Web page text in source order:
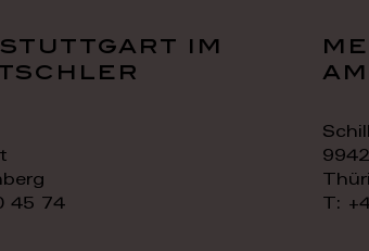
stuttgart im
45 74
T: